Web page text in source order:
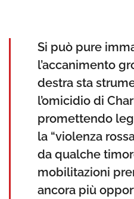
Si può pure
l’accanimento
destra sta
l’omicidio di
promettendo
la “violenza
da qualche
mobilitazioni
ancora più